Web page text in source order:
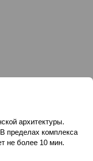
архитектуры.
пределах комплекса
не более 10 мин.